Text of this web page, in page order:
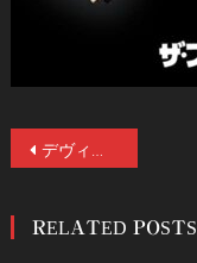
投
ナ
デヴィッド・クローネンバーグ監督の出世作『スキャナーズ』と初期傑作『ザ・ブルード/怒りのメタファー』が2Kレストア版 Blu-rayで発売決定！これを記念して東京・大阪で特別上映開催！(写真25点掲載)
RELATED POSTS